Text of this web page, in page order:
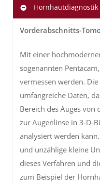
Hornhautdiagnostik
Vorderabschnitts-
Mit einer
sogenannten
vermessen werden.
umfangreiche Daten,
Bereich des Auges
zur Augenlinse in 3-D-
analysiert werden
und unzählige kleine
dieses Verfahren und
zum Beispiel der